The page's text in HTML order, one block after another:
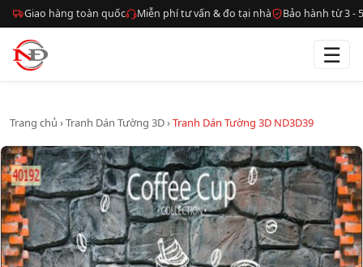
Giao hàng toàn quốc Miễn phí tư vấn & đo tại nhà Bảo hành từ 3 -
☰
Trang chủ ›Tranh Dán Tường 3D›Tranh Dán Tường 3D ND3D39